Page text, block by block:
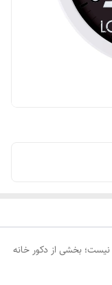
بخشی از دکور خانه